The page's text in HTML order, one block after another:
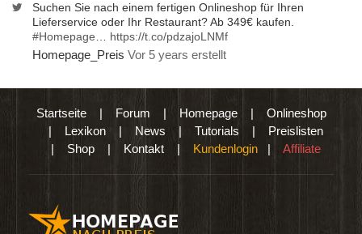
Suchen Sie nach einem fertigen Onlineshop für Ihren
Lieferservice oder Ihr Restaurant? Ab 349€ kaufen.
#Homepage… https://t.co/pdzajoLNMf
Homepage_Preis Vor 5 years erstellt
Startseite| Forum | Homepage| Onlineshop
| Lexikon | News | Tutorials | Preislisten
| Shop | Kontakt | Kundenlogin | Affiliate